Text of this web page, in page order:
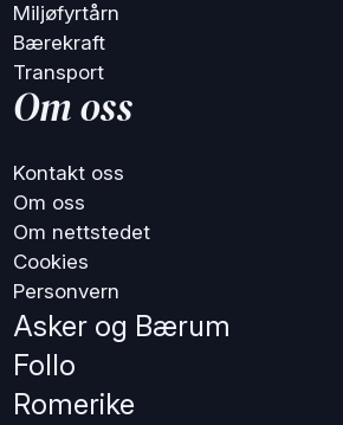
Miljøfyrtårn
Bærekraft
Transport
Om oss
Kontakt oss
Om oss
Om nettstedet
Cookies
Personvern
Asker og Bærum
Follo
Romerike